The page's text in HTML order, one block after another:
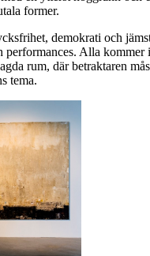
former.
demokrati och
Alla
rum, där betraktaren
tema.